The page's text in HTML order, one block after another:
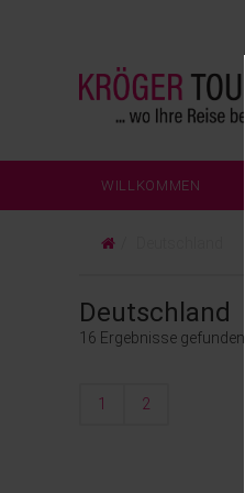
WILLKOMMEN
Deutschland
16 Ergebnisse gefunden
1 2